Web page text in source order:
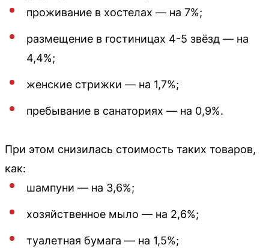
проживание в хостелах — на 7%;
размещение в гостиницах 4-5 звёзд — на
4,4%;
женские стрижки — на 1,7%;
пребывание в санаториях — на 0,9%.
При этом снизилась стоимость таких товаров,
как:
шампуни — на 3,6%;
хозяйственное мыло — на 2,6%;
туалетная бумага — на 1,5%;